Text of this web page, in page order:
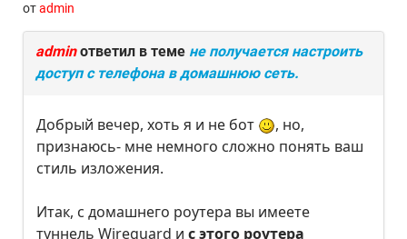
отadmin
adminответил в теме не получается настроить
доступ с телефона в домашнюю сеть.
Добрый вечер, хоть я и не бот
, но,
признаюсь- мне немного сложно понять ваш
стиль изложения.
Итак, с домашнего роутера вы имеете
туннель Wireguard и с этого роутера